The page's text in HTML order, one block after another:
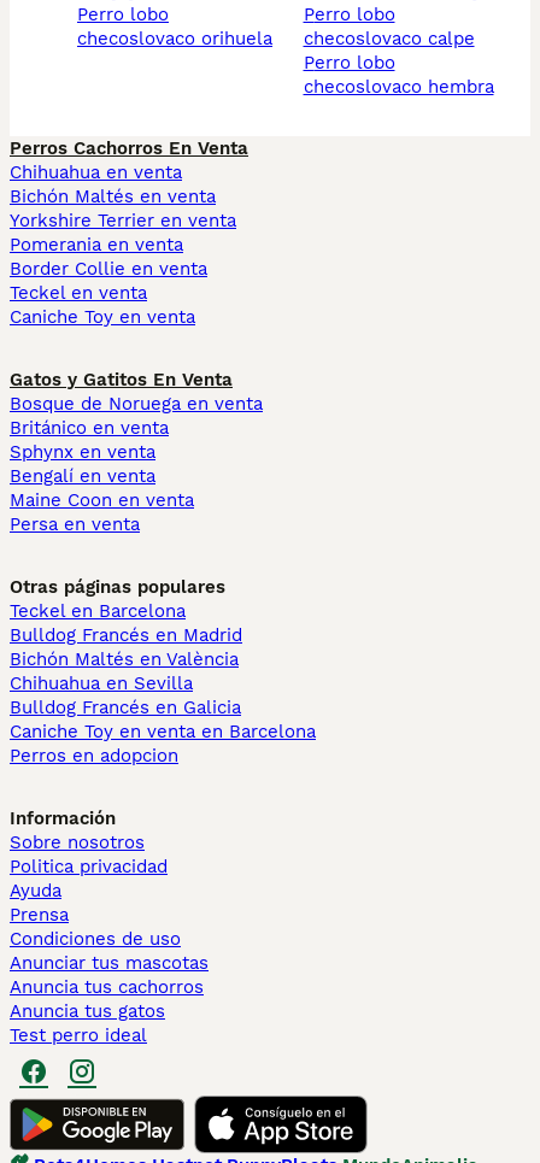
perro lobo
checoslovaco orihuela
perro lobo
checoslovaco calpe
perro lobo
checoslovaco hembra
Perros Cachorros En Venta
Chihuahua en venta
Bichón Maltés en venta
Yorkshire Terrier en venta
Pomerania en venta
Border Collie en venta
Teckel en venta
Caniche Toy en venta
Gatos y Gatitos En Venta
Bosque de Noruega en venta
Británico en venta
Sphynx en venta
Bengalí en venta
Maine Coon en venta
Persa en venta
Otras páginas populares
Teckel en Barcelona
Bulldog Francés en Madrid
Bichón Maltés en València
Chihuahua en Sevilla
Bulldog Francés en Galicia
Caniche Toy en venta en Barcelona
Perros en adopcion
Información
Sobre nosotros
Politica privacidad
Ayuda
Prensa
Condiciones de uso
Anunciar tus mascotas
Anuncia tus cachorros
Anuncia tus gatos
Test perro ideal